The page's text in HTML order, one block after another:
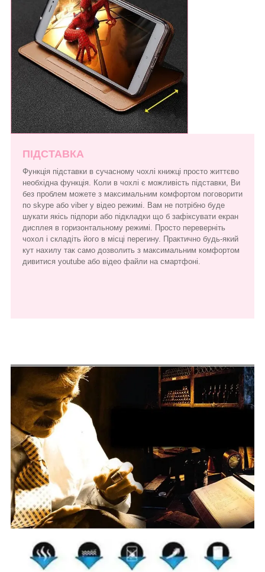
ПІДСТАВКА
Функція підставки в сучасному чохлі книжці просто життєво
необхідна функція. Коли в чохлі є можливість підставки, Ви
без проблем можете з максимальним комфортом поговорити
по skype або viber у відео режимі. Вам не потрібно буде
шукати якісь підпори або підкладки що б зафіксувати екран
дисплея в горизонтальному режимі. Просто переверніть
чохол і складіть його в місці перегину. Практично будь-який
кут нахилу так само дозволить з максимальним комфортом
дивитися youtube або відео файли на смартфоні.